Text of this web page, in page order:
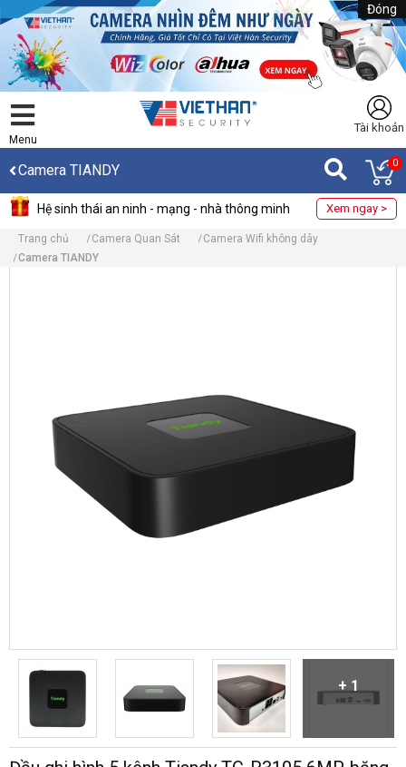
Đóng
Menu
Tài khoản
Camera TIANDY 0
Hệ sinh thái an ninh - mạng - nhà thông minh Xem ngay >
Trang chủ Camera Quan Sát
Camera Wifi không dây
Camera TIANDY
+ 1